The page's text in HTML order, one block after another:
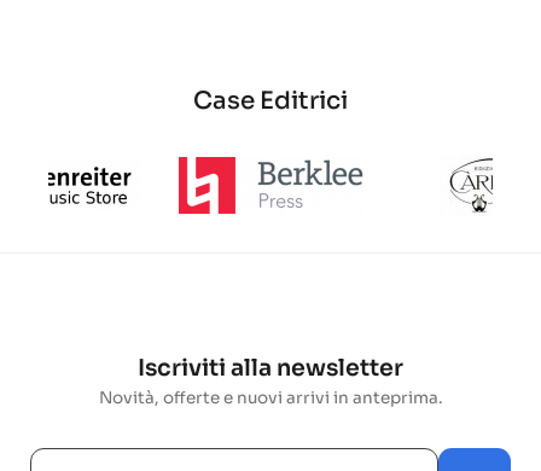
Case Editrici
Iscriviti alla newsletter
Novità, offerte e nuovi arrivi in anteprima.